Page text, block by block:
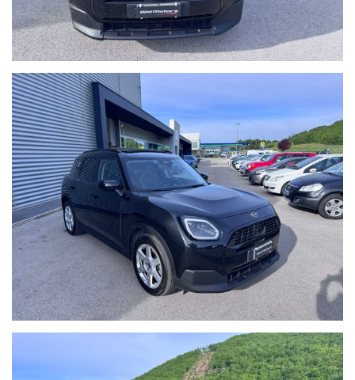
descrivere la permuta con marca/modello/km/anno/condizioni
esterne/interne/meccaniche ed allegare delle foto evidenziando
eventuali difetti/lavori da eseguire.
Possibilità di pagamento con finanziamento o leasing in comode
rate personalizzabili, da valutare in sede poichè il calcolatore
automatico del sito è puramente indicativo.
Formule finanziarie con valore futuro garantito anche per i nostri
veicoli usati dove potrai decidere se tenerla o restituirla dopo
2/3/4 anni di rateizzazione.
Per gli interessati è gradito contatto telefonico allo 0722810139.
Ci puoi trovare a Sant'Angelo in Vado (PU) presso la nuova sede in
Voc. Calvernazzo n° 3 lungo la SS 73 bis accanto alla stazione di
servizio Beyfin.
Siamo facilmente raggiungibili in pullman dalla stazione di Pesaro
o dalla stazione di Arezzo per il versante tirrenico.
Qualche dettaglio dell'auto inserito nell'annuncio dal sistema
automatico o dal nostro operatore potrebbe anche differire o
essere errato, pertanto ricordiamo che questo è solo un'annuncio
e prima dell'acquisto, vi invitiamo a verificare sia la correttezza